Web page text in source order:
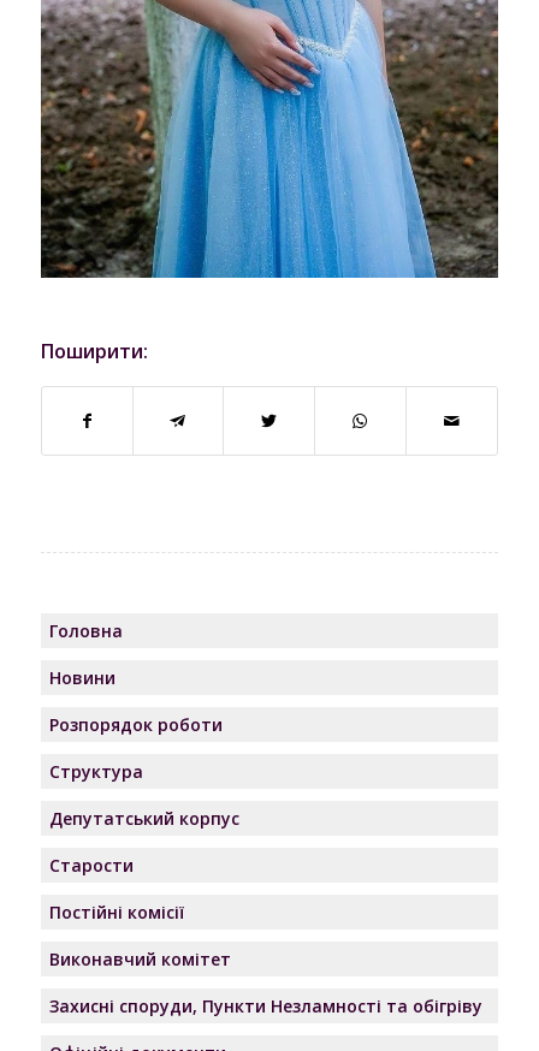
Поширити:
Головна
Новини
Розпорядок роботи
Структура
Депутатський корпус
Старости
Постійні комісії
Виконавчий комітет
Захисні споруди, Пункти Незламності та обігріву